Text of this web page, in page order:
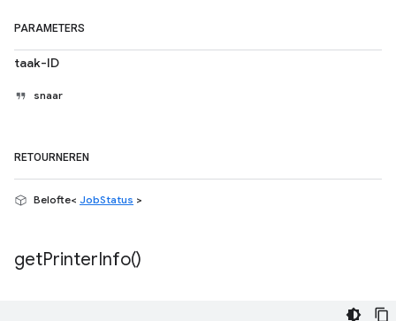
PARAMETERS
taak-ID
snaar
RETOURNEREN
Belofte< JobStatus >
getPrinterInfo()